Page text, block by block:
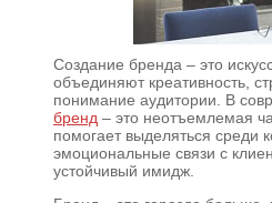
Создание бренда – это
объединяют креативность,
понимание аудитории. В
бренд – это неотъемлемая
помогает выделяться среди
эмоциональные связи с
устойчивый имидж.